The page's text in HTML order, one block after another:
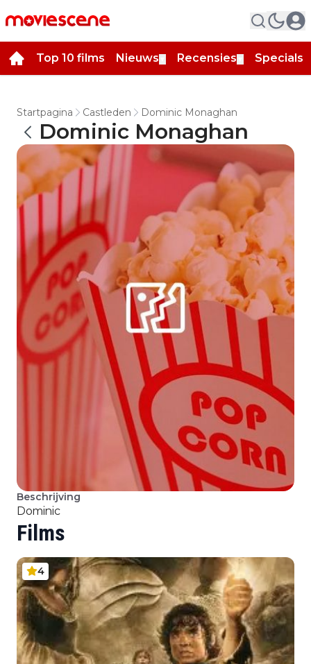
Top 10 films Nieuws Recensies Specials
Startpagina Castleden Dominic Monaghan
Dominic Monaghan
Beschrijving
Dominic
Films
4